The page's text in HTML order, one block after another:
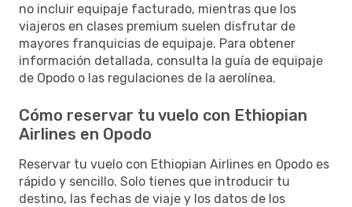
no incluir equipaje facturado, mientras que los
viajeros en clases premium suelen disfrutar de
mayores franquicias de equipaje. Para obtener
información detallada, consulta la guía de equipaje
de Opodo o las regulaciones de la aerolínea.
Cómo reservar tu vuelo con Ethiopian
Airlines en Opodo
Reservar tu vuelo con Ethiopian Airlines en Opodo es
rápido y sencillo. Solo tienes que introducir tu
destino, las fechas de viaje y los datos de los